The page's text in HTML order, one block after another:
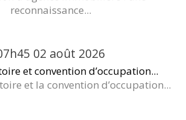
reconnaissance...
02 août 2026
et convention d’occupation...
et la convention d’occupation...